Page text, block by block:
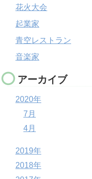
花火大会
起業家
青空レストラン
音楽家
アーカイブ
2020年
7月
4月
2019年
2018年